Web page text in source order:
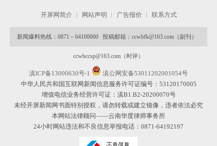
开屏网简介 网站声明 广告报价 联系方式
新闻爆料热线：0871－64100000 投稿邮箱：ccwbfk@163.com（副刊）
ccwbccsp@163.com（时评）
滇ICP备13000630号-1
滇公网安备53011202001054号
中华人民共和国互联网新闻信息服务许可证编号：53120170005
增值电信业务经营许可证：滇B1.B2-20200070号
未经开屏新闻网书面特别授权，请勿转载或建立镜像，违者依法必究
本网站法律顾问——云南华度律师事务所
24小时网站违法和不良信息举报电话：0871-64192197